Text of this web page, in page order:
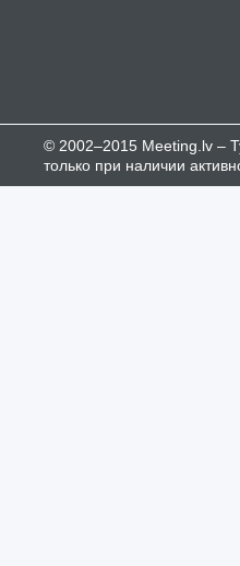
© 2002–2015 Meeting.lv –
только при наличии